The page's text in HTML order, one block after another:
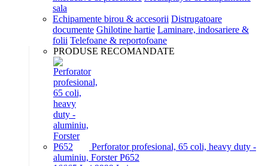
sala
Echipamente birou & accesorii Distrugatoare
documente Ghilotine hartie Laminare, indosariere &
folii Telefoane & reportofoane
PRODUSE RECOMANDATE
Perforator profesional, 65 coli, heavy duty -
aluminiu, Forster P652